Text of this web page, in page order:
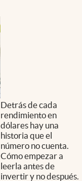
Detrás de cada
rendimiento en
dólares hay una
historia que el
número no cuenta.
Cómo empezar a
leerla antes de
invertir y no después.